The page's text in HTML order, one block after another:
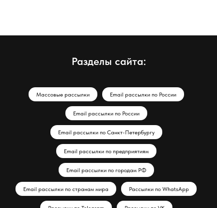
Разделы сайта:
Массовые рассылки Email рассылки по России
Email рассылки по России
Email рассылки по Санкт-Петербургу
Email рассылки по предприятиям
Email рассылки по городам РФ
Email рассылки по странам мира Рассылки по WhatsApp